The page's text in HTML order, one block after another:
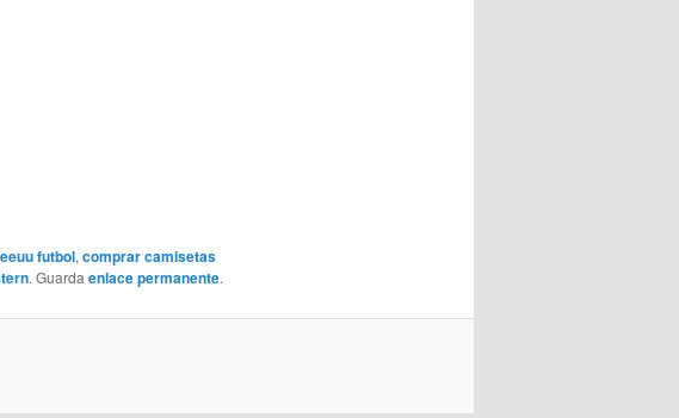
futbol,comprar camisetas
. Guardaenlace permanente.